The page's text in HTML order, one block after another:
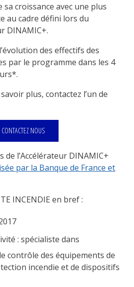
sa croissance avec une plus
au cadre défini lors du
DINAMIC+.
des effectifs des
par le programme dans les 4
plus, contactez l’un de
CONTACTEZ NOUS
de l’Accélérateur DINAMIC+
par la Banque de France et
INCENDIE en bref :
: spécialiste dans
contrôle des équipements de
incendie et de dispositifs